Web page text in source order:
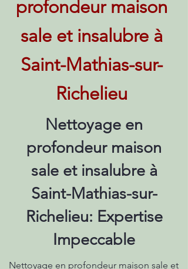
profondeur maison
sale et insalubre à
Saint-Mathias-sur-
Richelieu
Nettoyage en
profondeur maison
sale et insalubre à
Saint-Mathias-sur-
Richelieu: Expertise
Impeccable
Nettoyage en profondeur maison sale et